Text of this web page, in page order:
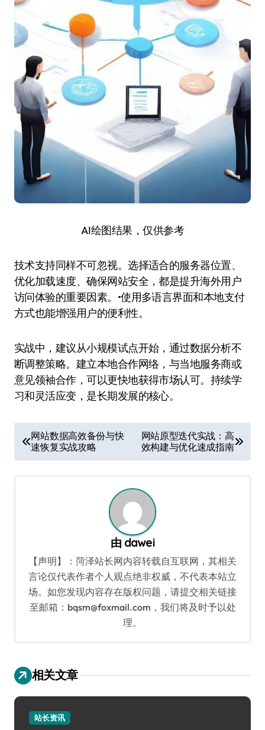
AI绘图结果，仅供参考
技术支持同样不可忽视。选择适合的服务器位置、
优化加载速度、确保网站安全，都是提升海外用户
访问体验的重要因素。•使用多语言界面和本地支付
方式也能增强用户的便利性。
实战中，建议从小规模试点开始，通过数据分析不
断调整策略。建立本地合作网络，与当地服务商或
意见领袖合作，可以更快地获得市场认可。持续学
习和灵活应变，是长期发展的核心。
章
导
网站数据高效备份与快
速恢复实战攻略
网站原型迭代实战：高
效构建与优化速成指南
由 dawei
【声明】：菏泽站长网内容转载自互联网，其相关
言论仅代表作者个人观点绝非权威，不代表本站立
场。如您发现内容存在版权问题，请提交相关链接
至邮箱：bqsm@foxmail.com，我们将及时予以处
理。
相关文章
站长资讯